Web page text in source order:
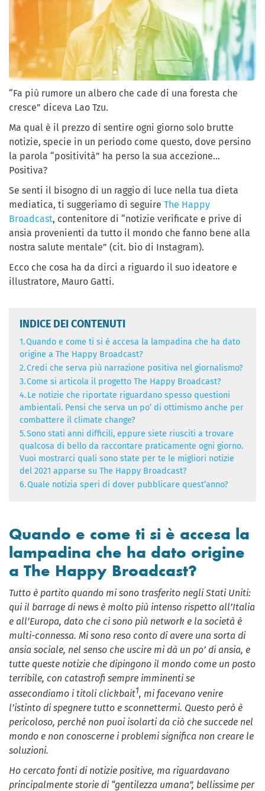
“Fa più rumore un albero che cade di una foresta che
cresce” diceva Lao Tzu.
Ma qual è il prezzo di sentire ogni giorno solo brutte
notizie, specie in un periodo come questo, dove persino
la parola “positività” ha perso la sua accezione…
Positiva?
Se senti il bisogno di un raggio di luce nella tua dieta
mediatica, ti suggeriamo di seguire The Happy
Broadcast, contenitore di “notizie verificate e prive di
ansia provenienti da tutto il mondo che fanno bene alla
nostra salute mentale” (cit. bio di Instagram).
Ecco che cosa ha da dirci a riguardo il suo ideatore e
illustratore, Mauro Gatti.
INDICE DEI CONTENUTI
1.Quando e come ti si è accesa la lampadina che ha dato
origine a The Happy Broadcast?
2.Credi che serva più narrazione positiva nel giornalismo?
3.Come si articola il progetto The Happy Broadcast?
4.Le notizie che riportate riguardano spesso questioni
ambientali. Pensi che serva un po’ di ottimismo anche per
combattere il climate change?
5.Sono stati anni difficili, eppure siete riusciti a trovare
qualcosa di bello da raccontare praticamente ogni giorno.
Vuoi mostrarci quali sono state per te le migliori notizie
del 2021 apparse su The Happy Broadcast?
6.Quale notizia speri di dover pubblicare quest’anno?
Quando e come ti si è accesa la
lampadina che ha dato origine
a The Happy Broadcast?
Tutto è partito quando mi sono trasferito negli Stati Uniti:
qui il barrage di news è molto più intenso rispetto all’Italia
e all’Europa, dato che ci sono più network e la società è
multi-connessa. Mi sono reso conto di avere una sorta di
ansia sociale, nel senso che uscire mi dà un po’ di ansia, e
tutte queste notizie che dipingono il mondo come un posto
terribile, con catastrofi sempre imminenti se
assecondiamo i titoli clickbait1, mi facevano venire
l’istinto di spegnere tutto e sconnettermi. Questo però è
pericoloso, perché non puoi isolarti da ciò che succede nel
mondo e non conoscerne i problemi significa non creare le
soluzioni.
Ho cercato fonti di notizie positive, ma riguardavano
principalmente storie di “gentilezza umana”, bellissime per